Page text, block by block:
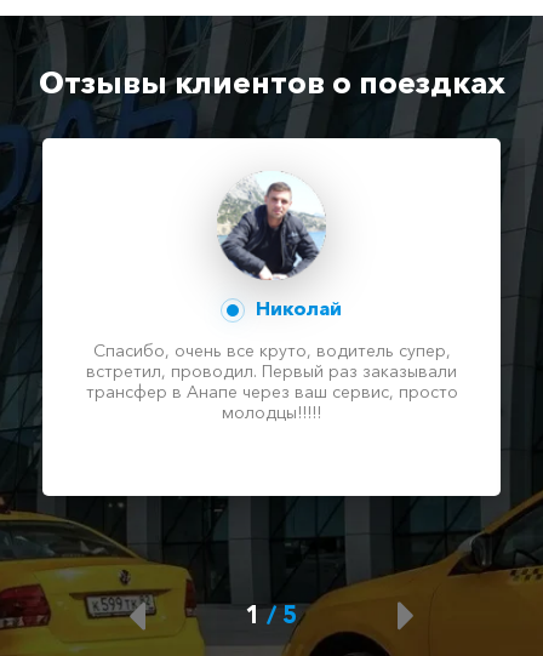
Отзывы клиентов о поездках
Николай
Спасибо, очень все круто, водитель супер,
встретил, проводил. Первый раз заказывали
трансфер в Анапе через ваш сервис, просто
молодцы!!!!!
1/ 5